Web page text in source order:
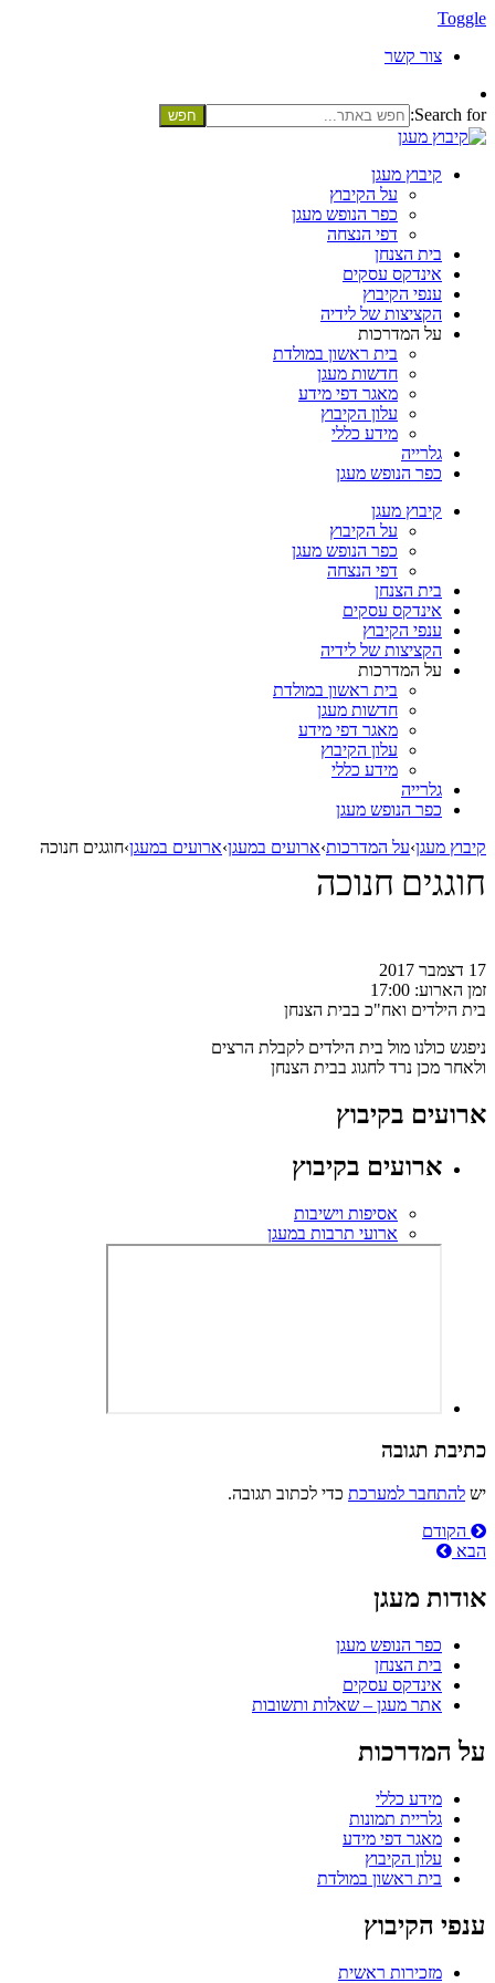
Toggle
צור קשר
Search for:
קיבוץ מעגן
על הקיבוץ
כפר הנופש מעגן
דפי הנצחה
בית הצנחן
אינדקס עסקים
ענפי הקיבוץ
הקציצות של לידיה
על המדרכות
בית ראשון במולדת
חדשות מעגן
מאגר דפי מידע
עלון הקיבוץ
מידע כללי
גלרייה
כפר הנופש מעגן
קיבוץ מעגן
על הקיבוץ
כפר הנופש מעגן
דפי הנצחה
בית הצנחן
אינדקס עסקים
ענפי הקיבוץ
הקציצות של לידיה
על המדרכות
בית ראשון במולדת
חדשות מעגן
מאגר דפי מידע
עלון הקיבוץ
מידע כללי
גלרייה
כפר הנופש מעגן
קיבוץ מעגן›על המדרכות›ארועים במעגן›ארועים במעגן›חוגגים חנוכה
חוגגים חנוכה
17 דצמבר 2017
זמן הארוע:
בית הילדים ואח"כ בבית הצנחן
ניפגש כולנו מול בית הילדים לקבלת הרצים
ולאחר מכן נרד לחגוג בבית הצנחן
ארועים בקיבוץ
ארועים בקיבוץ
אסיפות וישיבות
ארועי תרבות במעגן
כתיבת תגובה
יש להתחבר למערכת כדי לכתוב תגובה.
ניווטהקודם
הבא
אודות מעגן
כפר הנופש מעגן
בית הצנחן
אינדקס עסקים
אתר מעגן – שאלות ותשובות
על המדרכות
מידע כללי
גלריית תמונות
מאגר דפי מידע
עלון הקיבוץ
בית ראשון במולדת
ענפי הקיבוץ
מזכירות ראשית